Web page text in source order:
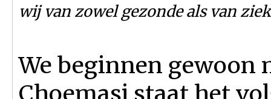
wij van zowel gezonde als van
We beginnen gewoon
Choemasj staat het